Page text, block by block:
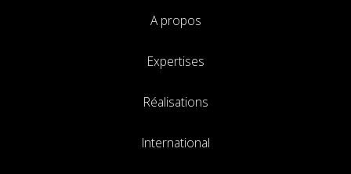
A propos
Expertises
Réalisations
International